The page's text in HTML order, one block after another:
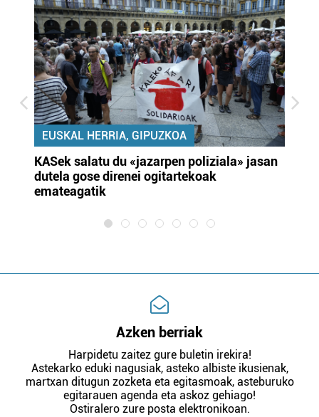
EUSKAL HERRIA, GIPUZKOA
KASek salatu du «jazarpen poliziala» jasan
dutela gose direnei ogitartekoak
emateagatik
Azken berriak
Harpidetu zaitez gure buletin irekira!
Astekarko eduki nagusiak, asteko albiste ikusienak,
martxan ditugun zozketa eta egitasmoak, asteburuko
egitarauen agenda eta askoz gehiago!
Ostiralero zure posta elektronikoan.